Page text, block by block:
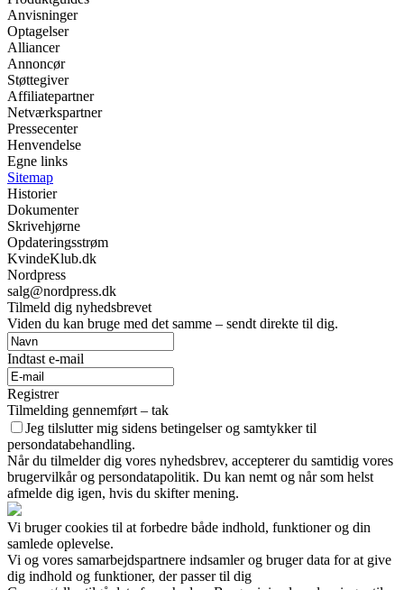
Anvisninger
Optagelser
Alliancer
Annoncør
Støttegiver
Affiliatepartner
Netværkspartner
Pressecenter
Henvendelse
Egne links
Sitemap
Historier
Dokumenter
Skrivehjørne
Opdateringsstrøm
KvindeKlub.dk
Nordpress
salg@nordpress.dk
Tilmeld dig nyhedsbrevet
Viden du kan bruge med det samme – sendt direkte til dig.
Indtast e-mail
Registrer
Tilmelding gennemført – tak
Jeg tilslutter mig sidens betingelser og samtykker til
persondatabehandling.
Når du tilmelder dig vores nyhedsbrev, accepterer du samtidig vores
brugervilkår og persondatapolitik. Du kan nemt og når som helst
afmelde dig igen, hvis du skifter mening.
Vi bruger cookies til at forbedre både indhold, funktioner og din
samlede oplevelse.
Vi og vores samarbejdspartnere indsamler og bruger data for at give
dig indhold og funktioner, der passer til dig